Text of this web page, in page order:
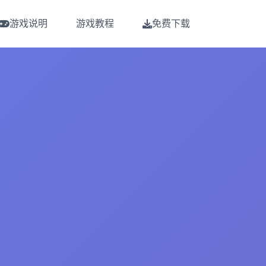
游戏说明 游戏教程 免费下载